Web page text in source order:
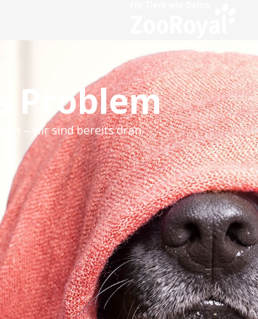
Problem
– wir sind bereits dran.